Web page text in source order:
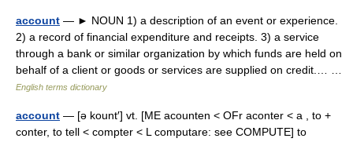
account — ► NOUN 1) a description of an event or experience.
2) a record of financial expenditure and receipts. 3) a service
through a bank or similar organization by which funds are held on
behalf of a client or goods or services are supplied on credit.… …
English terms dictionary
account — [ə kount′] vt. [ME acounten < OFr aconter < a , to +
conter, to tell < compter < L computare: see COMPUTE] to